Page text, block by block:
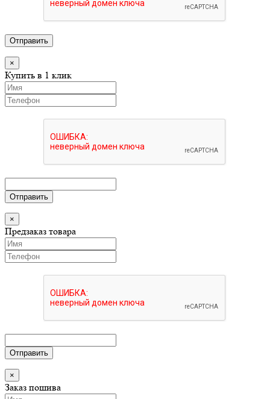
Отправить
×
Купить в 1 клик
Отправить
×
Предзаказ товара
Отправить
×
Заказ пошива